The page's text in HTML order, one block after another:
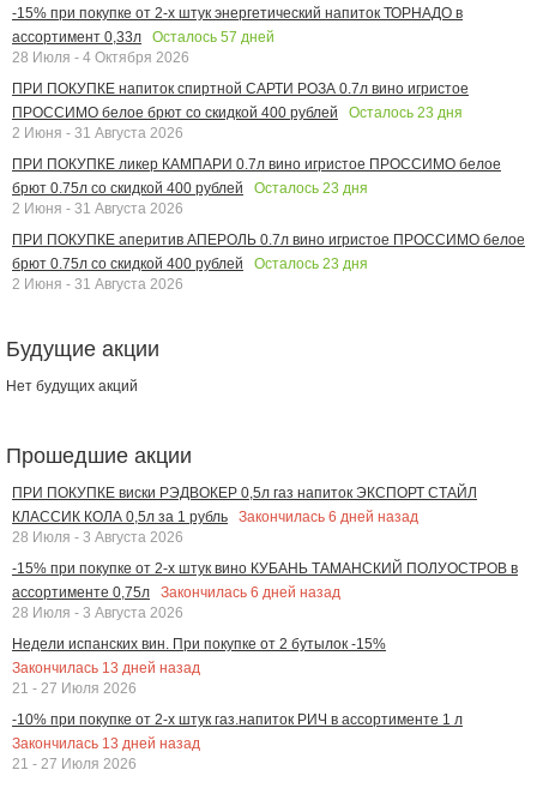
-15% при покупке от 2-х штук энергетический напиток ТОРНАДО в
ассортимент 0,33л
Осталось 57 дней
28 Июля - 4 Октября 2026
ПРИ ПОКУПКЕ напиток спиртной САРТИ РОЗА 0.7л вино игристое
ПРОССИМО белое брют со скидкой 400 рублей
Осталось 23 дня
2 Июня - 31 Августа 2026
ПРИ ПОКУПКЕ ликер КАМПАРИ 0.7л вино игристое ПРОССИМО белое
брют 0.75л со скидкой 400 рублей
Осталось 23 дня
2 Июня - 31 Августа 2026
ПРИ ПОКУПКЕ аперитив АПЕРОЛЬ 0.7л вино игристое ПРОССИМО белое
брют 0.75л со скидкой 400 рублей
Осталось 23 дня
2 Июня - 31 Августа 2026
Будущие акции
Нет будущих акций
Прошедшие акции
ПРИ ПОКУПКЕ виски РЭДВОКЕР 0,5л газ напиток ЭКСПОРТ СТАЙЛ
КЛАССИК КОЛА 0,5л за 1 рубль
Закончилась 6 дней назад
28 Июля - 3 Августа 2026
-15% при покупке от 2-х штук вино КУБАНЬ ТАМАНСКИЙ ПОЛУОСТРОВ в
ассортименте 0,75л
Закончилась 6 дней назад
28 Июля - 3 Августа 2026
Недели испанских вин. При покупке от 2 бутылок -15%
Закончилась 13 дней назад
21 - 27 Июля 2026
-10% при покупке от 2-х штук газ.напиток РИЧ в ассортименте 1 л
Закончилась 13 дней назад
21 - 27 Июля 2026